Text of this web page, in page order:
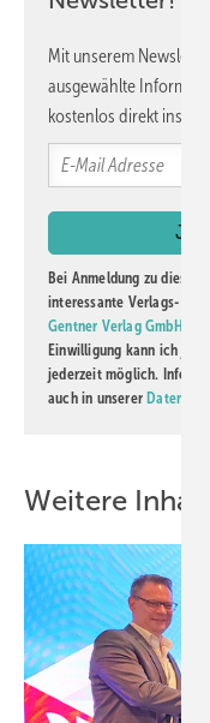
Mit unserem
ausgewählte
kostenlos direkt ins
Bei Anmeldung zu
interessante Verlags- und
Gentner Verlag GmbH &
Einwilligung kann ich
jederzeit möglich.
auch in unserer
Weitere Inhalte